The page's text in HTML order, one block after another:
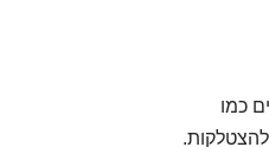
כמו
להצטלקות.